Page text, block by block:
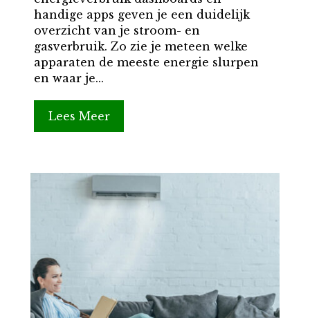
handige apps geven je een duidelijk
overzicht van je stroom- en
gasverbruik. Zo zie je meteen welke
apparaten de meeste energie slurpen
en waar je...
Lees Meer